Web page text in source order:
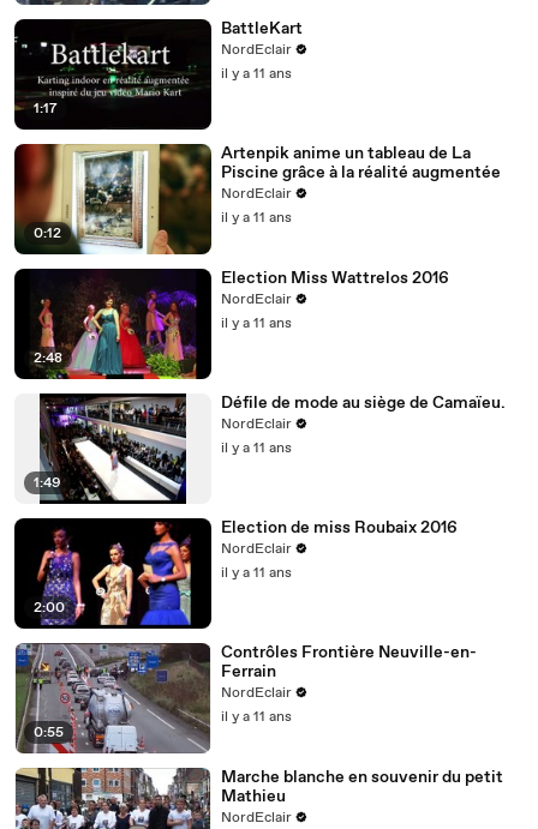
1:17
BattleKart
NordEclair
il y a 11 ans
0:12
Artenpik anime un tableau de La
Piscine grâce à la réalité augmentée
NordEclair
il y a 11 ans
2:48
Election Miss Wattrelos 2016
NordEclair
il y a 11 ans
1:49
Défile de mode au siège de Camaïeu.
NordEclair
il y a 11 ans
2:00
Election de miss Roubaix 2016
NordEclair
il y a 11 ans
0:55
Contrôles Frontière Neuville-en-
Ferrain
NordEclair
il y a 11 ans
Marche blanche en souvenir du petit
Mathieu
NordEclair